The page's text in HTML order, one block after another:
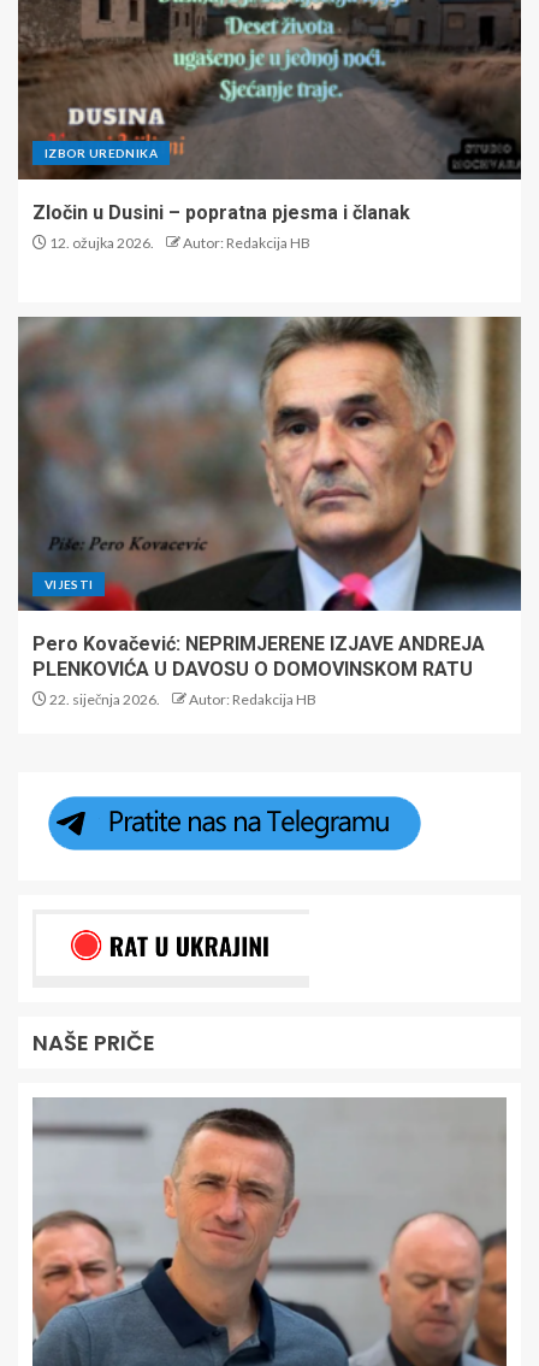
IZBOR UREDNIKA
Zločin u Dusini – popratna pjesma i članak
12. ožujka 2026. Autor: Redakcija HB
VIJESTI
Pero Kovačević: NEPRIMJERENE IZJAVE ANDREJA
PLENKOVIĆA U DAVOSU O DOMOVINSKOM RATU
22. siječnja 2026. Autor: Redakcija HB
NAŠE PRIČE